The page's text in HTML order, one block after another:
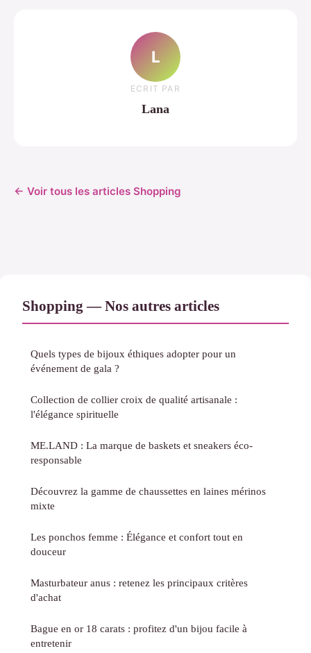
L
ECRIT PAR
Lana
← Voir tous les articles Shopping
Shopping — Nos autres articles
Quels types de bijoux éthiques adopter pour un
événement de gala ?
Collection de collier croix de qualité artisanale :
l'élégance spirituelle
ME.LAND : La marque de baskets et sneakers éco-
responsable
Découvrez la gamme de chaussettes en laines mérinos
mixte
Les ponchos femme : Élégance et confort tout en
douceur
Masturbateur anus : retenez les principaux critères
d'achat
Bague en or 18 carats : profitez d'un bijou facile à
entretenir